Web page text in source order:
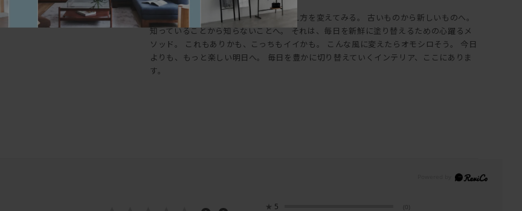
楽しい明日へ、スウィッチしよう。 考え方を変えてみる。 古いものから新しいものへ。
知っていることから知らないことへ。 それは、毎日を新鮮に塗り替えるための心躍るメ
ソッド。 これもありかも、こっちもイイかも。 こんな風に変えたらオモシロそう。 今日
よりも、もっと楽しい明日へ。 毎日を豊かに切り替えていくインテリア、ここにありま
す。
★ 5 (0)